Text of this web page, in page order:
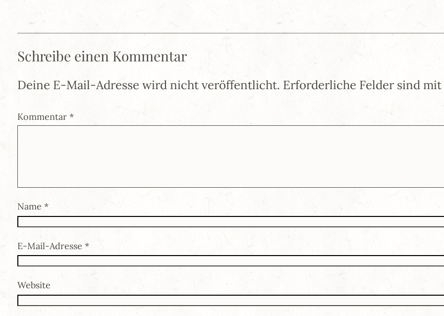
Schreibe einen Kommentar
Deine E-Mail-Adresse wird nicht veröffentlicht. Erforderliche Felder sind mit
Kommentar *
Name *
E-Mail-Adresse *
Website